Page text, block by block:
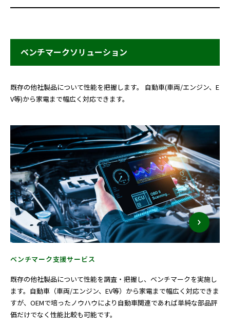
ベンチマークソリューション
既存の他社製品について性能を把握します。 自動車(車両/エンジン、E
V等)から家電まで幅広く対応できます。
ベンチマーク支援サービス
既存の他社製品について性能を調査・把握し、ベンチマークを実施し
ます。自動車（車両/エンジン、EV等）から家電まで幅広く対応できま
すが、OEMで培ったノウハウにより自動車関連であれば単純な部品評
価だけでなく性能比較も可能です。